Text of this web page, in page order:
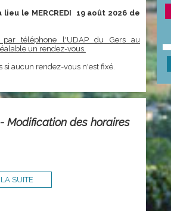
le MERCREDI 19 août 2026 de
téléphone l'UDAP du Gers au
un rendez-vous.
si aucun rendez-vous n'est fixé.
Modification des horaires
SUITE